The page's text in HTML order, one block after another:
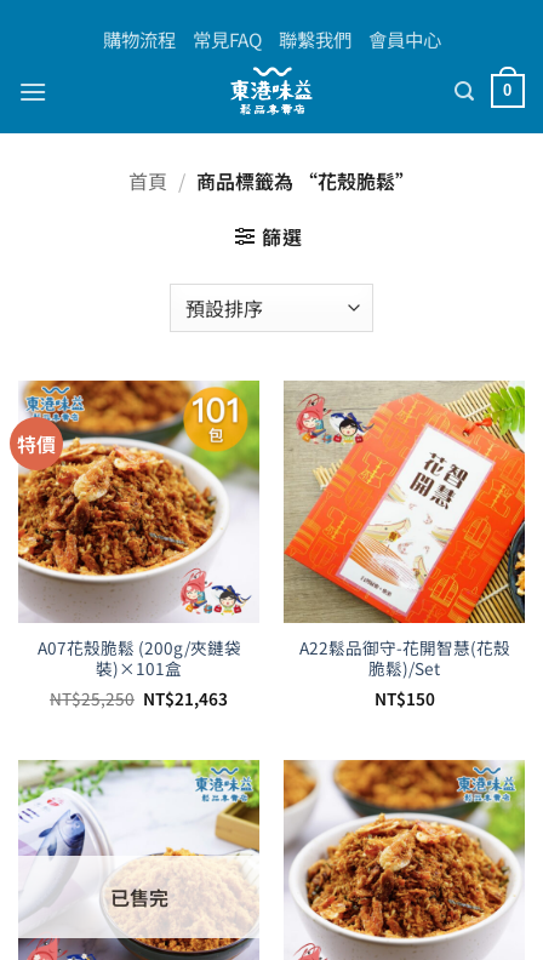
content
購物流程 常見FAQ 聯繫我們 會員中心
0
首頁 / 商品標籤為 “花殼脆鬆”
篩選
特價
A07花殼脆鬆 (200g/夾鏈袋
裝)×101盒
NT$25,250 原
價
NT$25,250。
NT$21,463
價
格：
NT$21,463。
A22鬆品御守-花開智慧(花殼
脆鬆)/Set
NT$150
已售完